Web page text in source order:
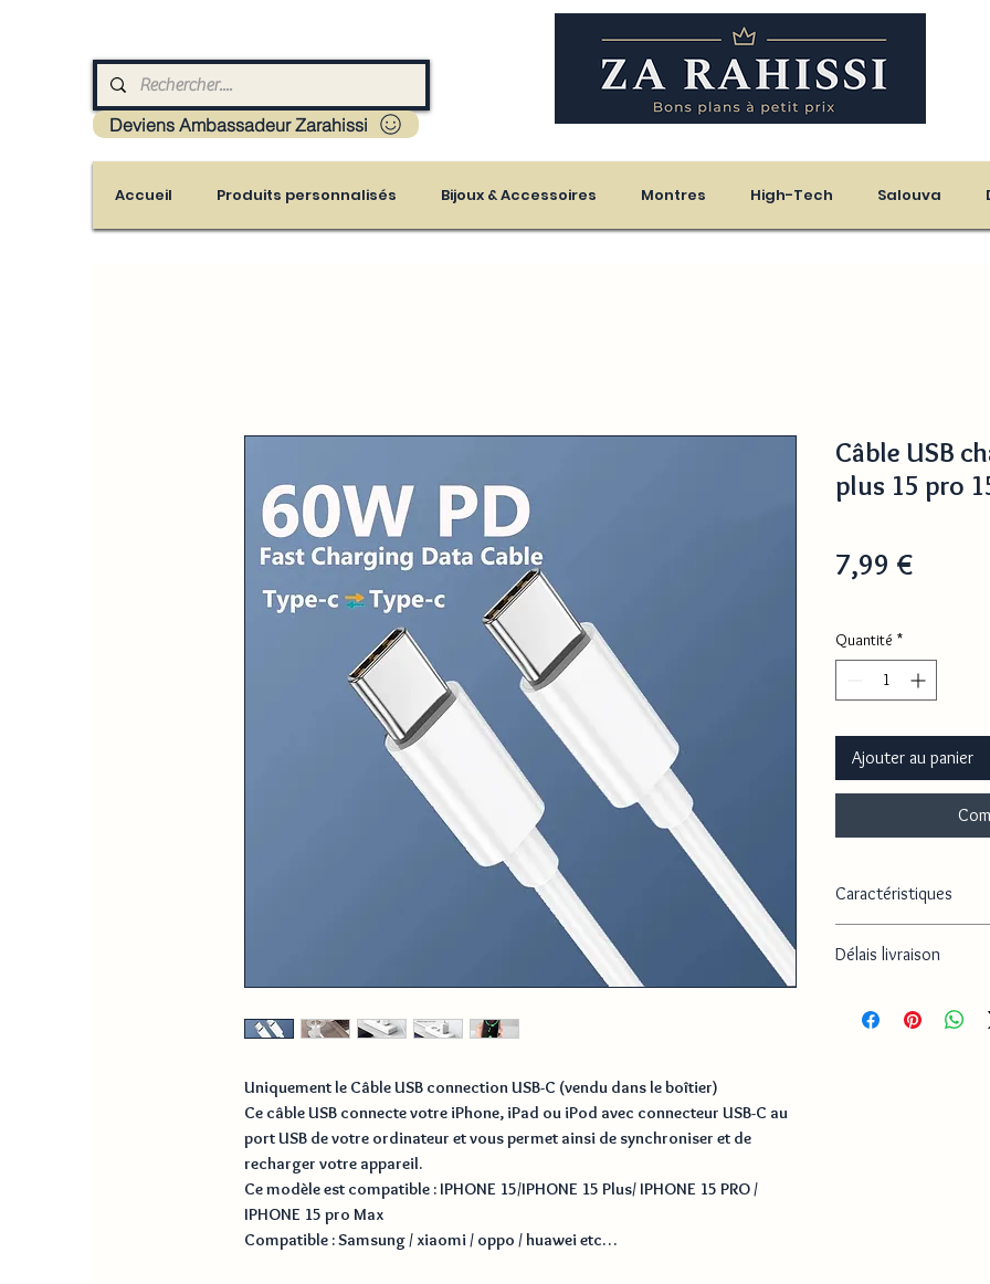
Livraison : Mayotte - France - La réunion - Guadeloupe - Martinique
Deviens Ambassadeur Zarahissi
Accueil Produits personnalisés Bijoux & Accessoires Montres High-Tech Salouva
Uniquement le Câble USB connection USB-C (vendu dans le boîtier)
Ce câble USB connecte votre iPhone, iPad ou iPod avec connecteur USB-C au
port USB de votre ordinateur et vous permet ainsi de synchroniser et de
recharger votre appareil.
Ce modèle est compatible : IPHONE 15/IPHONE 15 Plus/ IPHONE 15 PRO /
IPHONE 15 pro Max
Compatible : Samsung / xiaomi / oppo / huawei etc…
Câble USB
plus 15 pro
7,99 €Prix
Quantité *
Ajouter au panier
Caractéristiques
USB- C / USB-C
Délais livraison
Délai de traitement